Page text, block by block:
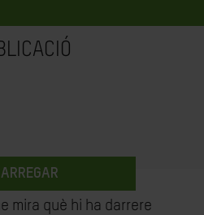
mira què hi ha darrere